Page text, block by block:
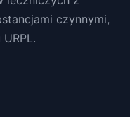
czynnymi,